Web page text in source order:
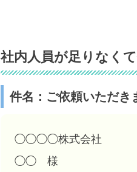
社内人員が足りなく
件名：ご依頼いただき
◯◯◯◯株式会社
◯◯ 様